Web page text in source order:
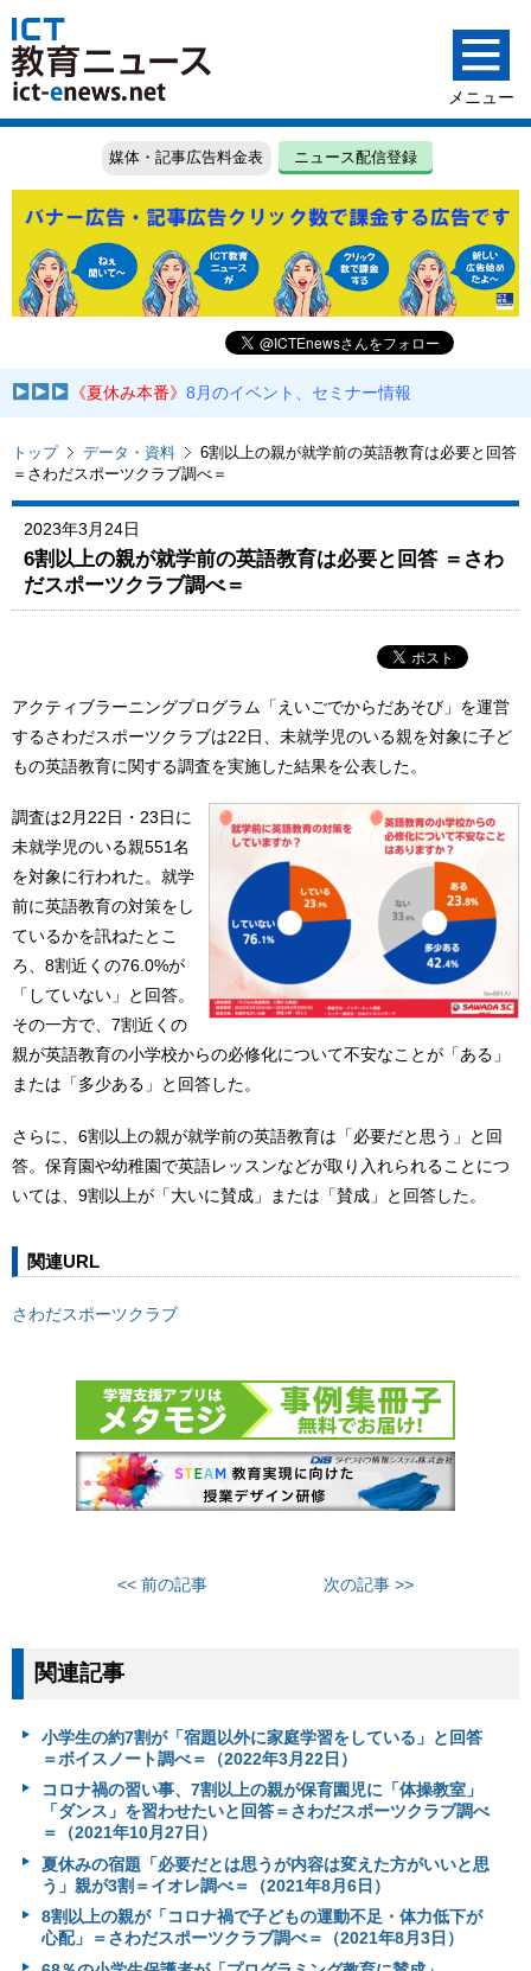
媒体・記事広告料金表 ニュース配信登録
《夏休み本番》8月のイベント、セミナー情報
トップ データ・資料
6割以上の親が就学前の英語教育は必要と回答
＝さわだスポーツクラブ調べ＝
2023年3月24日
6割以上の親が就学前の英語教育は必要と回答 ＝さわ
だスポーツクラブ調べ＝
アクティブラーニングプログラム「えいごでからだあそび」を運営
するさわだスポーツクラブは22日、未就学児のいる親を対象に子ど
もの英語教育に関する調査を実施した結果を公表した。
調査は2月22日・23日に
未就学児のいる親551名
を対象に行われた。就学
前に英語教育の対策をし
ているかを訊ねたとこ
ろ、8割近くの76.0%が
「していない」と回答。
その一方で、7割近くの
親が英語教育の小学校からの必修化について不安なことが「ある」
または「多少ある」と回答した。
さらに、6割以上の親が就学前の英語教育は「必要だと思う」と回
答。保育園や幼稚園で英語レッスンなどが取り入れられることにつ
いては、9割以上が「大いに賛成」または「賛成」と回答した。
関連URL
さわだスポーツクラブ
<< 前の記事 次の記事 >>
関連記事
小学生の約7割が「宿題以外に家庭学習をしている」と回答
＝ボイスノート調べ＝（2022年3月22日）
コロナ禍の習い事、7割以上の親が保育園児に「体操教室」
「ダンス」を習わせたいと回答＝さわだスポーツクラブ調べ
＝（2021年10月27日）
夏休みの宿題「必要だとは思うが内容は変えた方がいいと思
う」親が3割＝イオレ調べ＝（2021年8月6日）
8割以上の親が「コロナ禍で子どもの運動不足・体力低下が
心配」＝さわだスポーツクラブ調べ＝（2021年8月3日）